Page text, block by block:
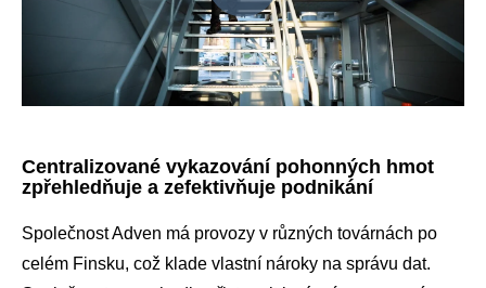
Centralizované vykazování pohonných hmot
zpřehledňuje a zefektivňuje podnikání
Společnost Adven má provozy v různých továrnách po
celém Finsku, což klade vlastní nároky na správu dat.